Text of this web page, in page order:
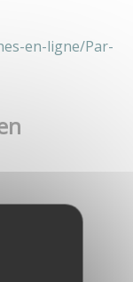
en-ligne/Par-